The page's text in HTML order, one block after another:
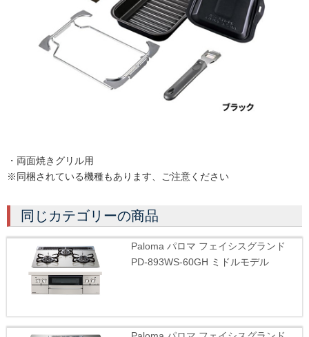
・両面焼きグリル用
※同梱されている機種もあります、ご注意ください
同じカテゴリーの商品
Paloma パロマ フェイシスグランド
PD-893WS-60GH ミドルモデル